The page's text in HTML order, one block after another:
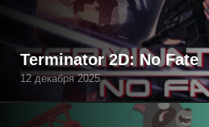
Terminator 2D: No Fate
12 декабря 2025